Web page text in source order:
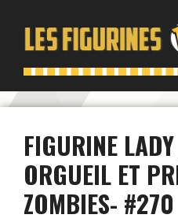
contenu
FIGURINE
ORGUEIL ET
ZOMBIES- #270